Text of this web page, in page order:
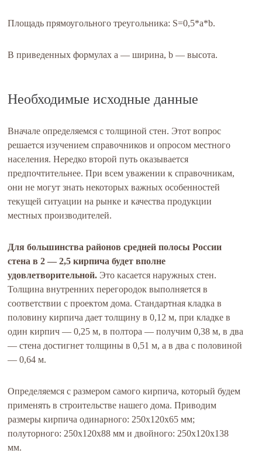
Площадь прямоугольного треугольника: S=0,5*a*b.
В приведенных формулах a — ширина, b — высота.
Необходимые исходные данные
Вначале определяемся с толщиной стен. Этот вопрос
решается изучением справочников и опросом местного
населения. Нередко второй путь оказывается
предпочтительнее. При всем уважении к справочникам,
они не могут знать некоторых важных особенностей
текущей ситуации на рынке и качества продукции
местных производителей.
Для большинства районов средней полосы России
стена в 2 — 2,5 кирпича будет вполне
удовлетворительной. Это касается наружных стен.
Толщина внутренних перегородок выполняется в
соответствии с проектом дома. Стандартная кладка в
половину кирпича дает толщину в 0,12 м, при кладке в
один кирпич — 0,25 м, в полтора — получим 0,38 м, в два
— стена достигнет толщины в 0,51 м, а в два с половиной
— 0,64 м.
Определяемся с размером самого кирпича, который будем
применять в строительстве нашего дома. Приводим
размеры кирпича одинарного: 250x120x65 мм;
полуторного: 250x120x88 мм и двойного: 250х120х138
мм.